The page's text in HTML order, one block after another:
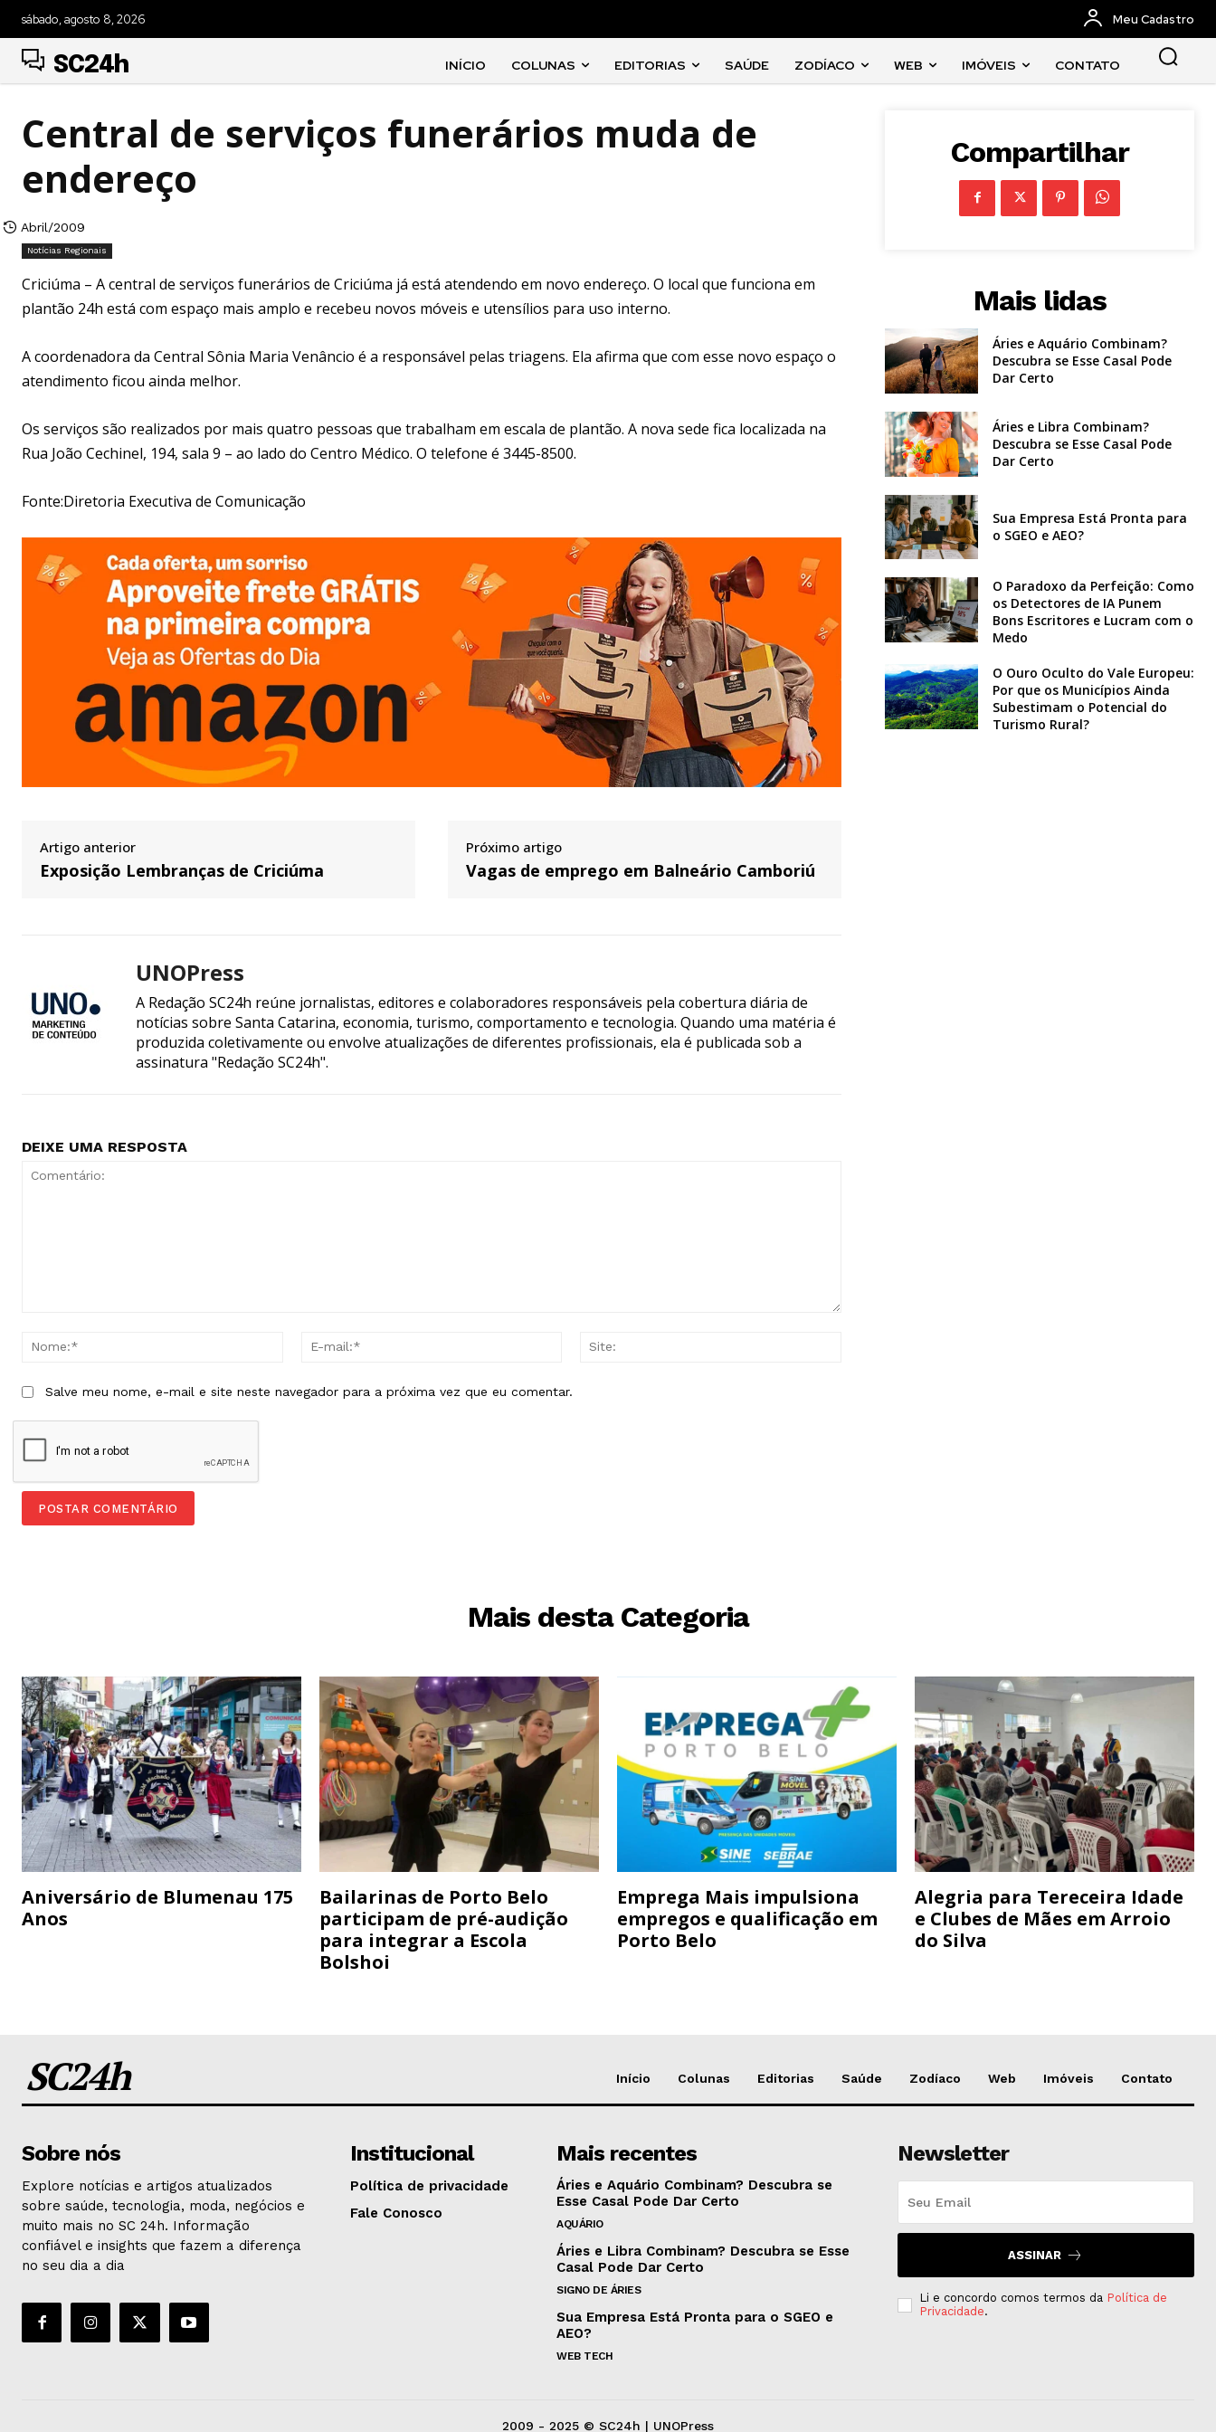
sábado, agosto 8, 2026 Meu Cadastro
SC24h INÍCIO COLUNAS EDITORIAS SAÚDE ZODÍACO WEB IMÓVEIS CONTATO
Central de serviços funerários muda de
endereço
Abril/2009
Notícias Regionais
Criciúma – A central de serviços funerários de Criciúma já está atendendo em novo endereço. O local que funciona em
plantão 24h está com espaço mais amplo e recebeu novos móveis e utensílios para uso interno.
A coordenadora da Central Sônia Maria Venâncio é a responsável pelas triagens. Ela afirma que com esse novo espaço o
atendimento ficou ainda melhor.
Os serviços são realizados por mais quatro pessoas que trabalham em escala de plantão. A nova sede fica localizada na
Rua João Cechinel, 194, sala 9 – ao lado do Centro Médico. O telefone é 3445-8500.
Fonte:Diretoria Executiva de Comunicação
Artigo anterior
Exposição Lembranças de Criciúma
Próximo artigo
Vagas de emprego em Balneário Camboriú
UNOPress
A Redação SC24h reúne jornalistas, editores e colaboradores responsáveis pela cobertura diária de
notícias sobre Santa Catarina, economia, turismo, comportamento e tecnologia. Quando uma matéria é
produzida coletivamente ou envolve atualizações de diferentes profissionais, ela é publicada sob a
assinatura "Redação SC24h".
DEIXE UMA RESPOSTA
Nome:*
Salve meu nome, e-mail e site neste navegador para a próxima vez que eu comentar.
Compartilhar
Mais lidas
Áries e Aquário Combinam?
Descubra se Esse Casal Pode
Dar Certo
Áries e Libra Combinam?
Descubra se Esse Casal Pode
Dar Certo
Sua Empresa Está Pronta para
o SGEO e AEO?
O Paradoxo da Perfeição: Como
os Detectores de IA Punem
Bons Escritores e Lucram com o
Medo
O Ouro Oculto do Vale Europeu:
Por que os Municípios Ainda
Subestimam o Potencial do
Turismo Rural?
Mais desta Categoria
Aniversário de Blumenau 175
Anos
Bailarinas de Porto Belo
participam de pré-audição
para integrar a Escola
Bolshoi
Emprega Mais impulsiona
empregos e qualificação em
Porto Belo
Alegria para Tereceira Idade
e Clubes de Mães em Arroio
do Silva
SC24h Início Colunas Editorias Saúde Zodíaco Web Imóveis Contato
Sobre nós
Explore notícias e artigos atualizados
sobre saúde, tecnologia, moda, negócios e
muito mais no SC 24h. Informação
confiável e insights que fazem a diferença
no seu dia a dia
Institucional
Política de privacidade
Fale Conosco
Mais recentes
Áries e Aquário Combinam? Descubra se
Esse Casal Pode Dar Certo
AQUÁRIO
Áries e Libra Combinam? Descubra se Esse
Casal Pode Dar Certo
SIGNO DE ÁRIES
Sua Empresa Está Pronta para o SGEO e
AEO?
WEB TECH
Newsletter
ASSINAR
Li e concordo comos termos da Política de
Privacidade.
2009 - 2025 © SC24h | UNOPress